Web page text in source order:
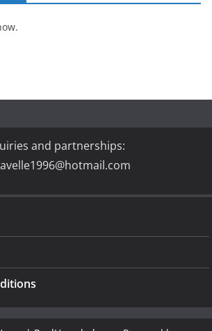
and partnerships: